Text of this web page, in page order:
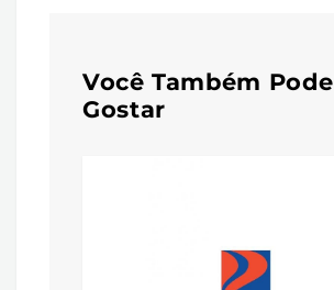
Você Também Pode
Gostar